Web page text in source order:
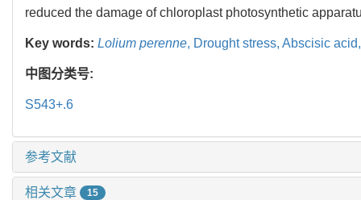
reduced the damage of chloroplast photosynthetic
Key words: Lolium perenne, Drought stress, Abscisic
中图分类号:
S543+.6
参考文献
相关文章 15